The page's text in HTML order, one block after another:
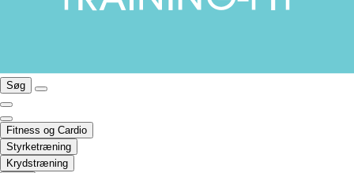
Søg
Fitness og Cardio
Styrketræning
Krydstræning